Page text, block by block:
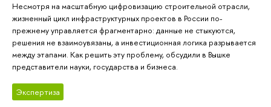
Несмотря на масштабную цифровизацию строительной отрасли,
жизненный цикл инфраструктурных проектов в России по-
прежнему управляется фрагментарно: данные не стыкуются,
решения не взаимоувязаны, а инвестиционная логика разрывается
между этапами. Как решить эту проблему, обсудили в Вышке
представители науки, государства и бизнеса.
Экспертиза